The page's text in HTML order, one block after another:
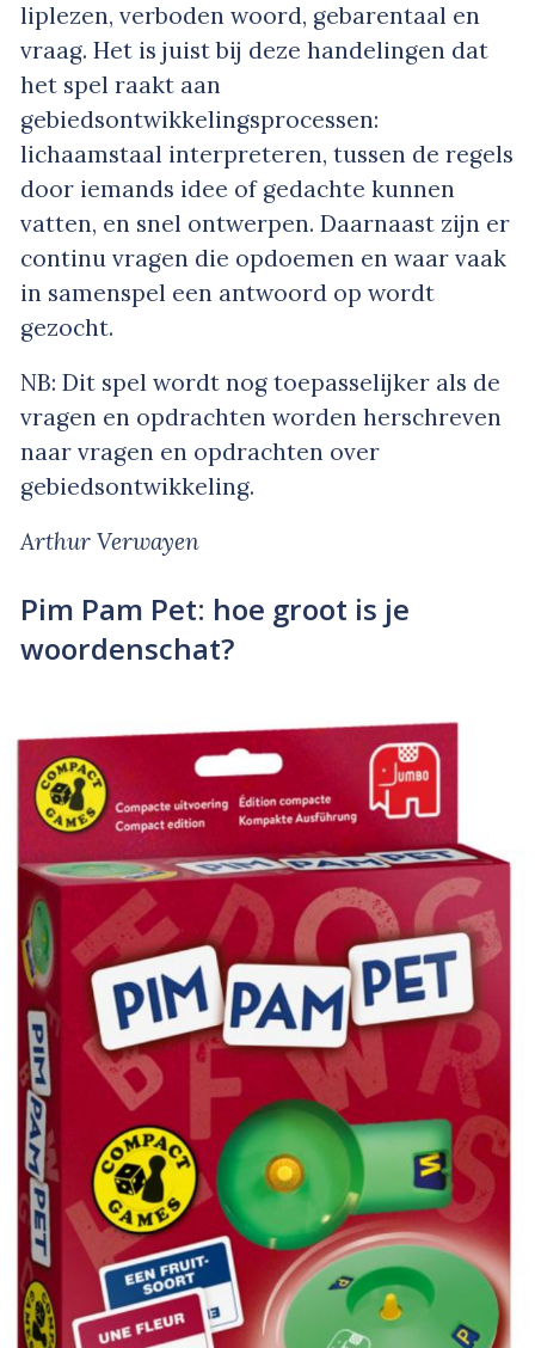
liplezen, verboden woord, gebarentaal en
vraag. Het is juist bij deze handelingen dat
het spel raakt aan
gebiedsontwikkelingsprocessen:
lichaamstaal interpreteren, tussen de regels
door iemands idee of gedachte kunnen
vatten, en snel ontwerpen. Daarnaast zijn er
continu vragen die opdoemen en waar vaak
in samenspel een antwoord op wordt
gezocht.
NB: Dit spel wordt nog toepasselijker als de
vragen en opdrachten worden herschreven
naar vragen en opdrachten over
gebiedsontwikkeling.
Arthur Verwayen
Pim Pam Pet: hoe groot is je
woordenschat?